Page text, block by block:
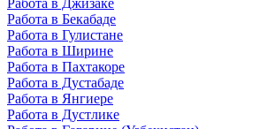
Работа в Джизаке
Работа в Бекабаде
Работа в Гулистане
Работа в Ширине
Работа в Пахтакоре
Работа в Дустабаде
Работа в Янгиере
Работа в Дустлике